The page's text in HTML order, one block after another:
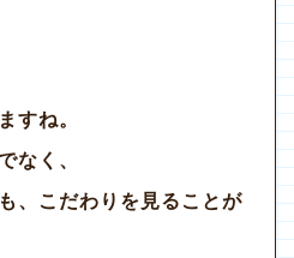
すね。
なく、
、こだわりを見ることが